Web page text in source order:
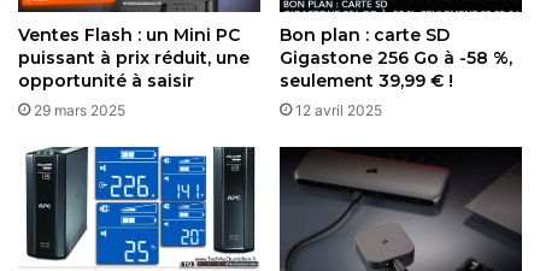
enregistrements audio ne sont ni stockés ni utilisés pour
entraîner ses modèles d’IA, et que les utilisateurs peuvent
supprimer leurs données à tout moment, des doutes
persistent quant à l’évolution de ces politiques sous l’égide
des données d’Alexaet de
, promet de renforcer le
contrôle des utilisateurs sur leurs appareils, mais sans
préciser si elle maintiendra les engagements initiaux de
Bee. Des fonctionnalités en cours de développement,
Ventes Flash : un Mini PC
puissant à prix réduit, une
opportunité à saisir
29 mars 2025
Bon plan : carte SD
Gigastone 256 Go à -58 %,
seulement 39,99 € !
12 avril 2025